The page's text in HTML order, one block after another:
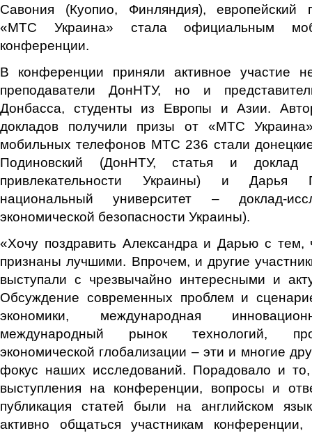
Савония (Куопио, Финляндия), европейский
«МТС Украина» стала официальным
конференции.
В конференции приняли активное участие
преподаватели ДонНТУ, но и
Донбасса, студенты из Европы и Азии.
докладов получили призы от «МТС
мобильных телефонов МТС 236 стали
Подиновский (ДонНТУ, статья и доклад
привлекательности Украины) и Дарья
национальный университет – доклад-
экономической безопасности Украины).
«Хочу поздравить Александра и Дарью с
признаны лучшими. Впрочем, и другие
выступали с чрезвычайно интересными и
Обсуждение современных проблем и
экономики, международная
международный рынок технологий,
экономической глобализации – эти и многие
фокус наших исследований. Порадовало и то,
выступления на конференции, вопросы и
публикация статей были на английском
активно общаться участникам